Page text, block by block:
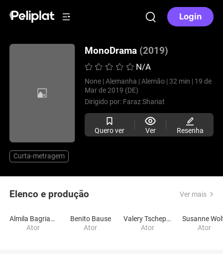
Login
MonoDrama (2019)
N/A
None | Alemanha | Alemão | 32 min | 19 de
Mar de 2019 (DE)
Dirigido por: Faraz Shariat
Quero ver Ver Resenha
Curta-metragem
Elenco e produção Ver mais
Almila Bagriacik
Ator
Benito Bause
Ator
Valery Tscheplanowa
Ator
Susanne
Ator